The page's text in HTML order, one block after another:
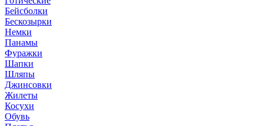
Бейсболки
Бескозырки
Немки
Панамы
Фуражки
Шапки
Шляпы
Джинсовки
Жилеты
Косухи
Обувь